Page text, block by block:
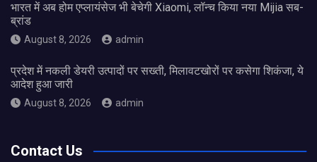
भारत में अब होम एप्लायंसेज भी बेचेगी Xiaomi, लॉन्च किया नया Mijia सब-
ब्रांड
August 8, 2026 admin
प्रदेश में नकली डेयरी उत्पादों पर सख्ती, मिलावटखोरों पर कसेगा शिकंजा, ये
आदेश हुआ जारी
August 8, 2026 admin
Contact Us